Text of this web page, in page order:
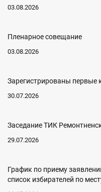
03.08.2026
Пленарное совещание
03.08.2026
Зарегистрированы первые
30.07.2026
Заседание ТИК
29.07.2026
График по приему
список избирателей по